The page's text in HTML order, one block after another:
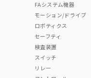
Pb Hg
FAシステム機器
モーション/ドライブ
ロボティクス
セーフティ
検査装置
スイッチ
リレー